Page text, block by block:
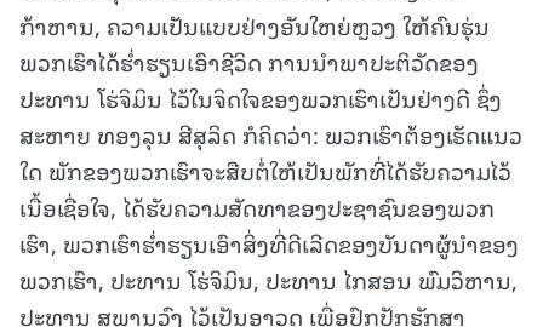
ກ້າຫານ, ຄວາມເປັນແບບຢ່າງອັນໃຫຍ່ຫຼວງ ໃຫ້ຄົນຮຸ່ນ
ພວກເຮົາໄດ້ຮໍ່າຮຽນເອົາຊີວິດ ການນໍາພາປະຕິວັດຂອງ
ປະທານ ໂຮ່ຈິມິນ ໄວ້ໃນຈິດໃຈຂອງພວກເຮົາເປັນຢ່າງດີ ຊຶ່ງ
ສະຫາຍ ທອງລຸນ ສີສຸລິດ ກໍຄິດວ່າ: ພວກເຮົາຕ້ອງເຮັດແນວ
ໃດ ພັກຂອງພວກເຮົາຈະສືບຕໍ່ໃຫ້ເປັນພັກທີ່ໄດ້ຮັບຄວາມໄວ້
ເນື້ອເຊື່ອໃຈ, ໄດ້ຮັບຄວາມສັດທາຂອງປະຊາຊົນຂອງພວກ
ເຮົາ, ພວກເຮົາຮໍ່າຮຽນເອົາສິ່ງທີ່ດີເລີດຂອງບັນດາຜູ້ນໍາຂອງ
ພວກເຮົາ, ປະທານ ໂຮ່ຈິມິນ, ປະທານ ໄກສອນ ພົມວິຫານ,
ປະທານ ສຸພານຸວົງ ໄວ້ເປັນອາວຸດ ເພື່ອປົກປັກຮັກສາ